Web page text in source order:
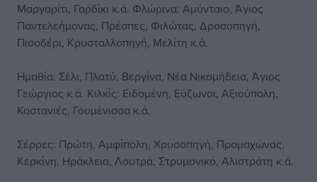
Μαργαρίτι, Γαρδίκι κ.ά. Φλώρινα: Αμύνταιο, Άγιος
Παντελεήμονας, Πρέσπες, Φιλώτας, Δροσοπηγή,
Πισοδέρι, Κρυσταλλοπηγή, Μελίτη κ.ά.
Ημαθία: Σέλι, Πλατύ, Βεργίνα, Νέα Νικομήδεια, Άγιος
Γεώργιος κ.ά. Κιλκίς: Ειδομένη, Εύζωνοι, Αξιούπολη,
Καστανιές, Γουμένισσα κ.ά.
Σέρρες: Πρώτη, Αμφίπολη, Χρυσοπηγή, Προμαχώνας,
Κερκίνη, Ηράκλεια, Λουτρά, Στρυμονικό, Αλιστράτη κ.ά.